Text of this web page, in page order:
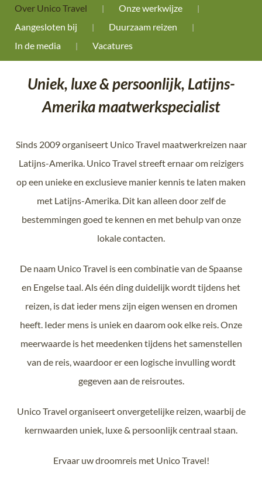
Over Unico Travel
Onze werkwijze
Aangesloten bij
Duurzaam reizen
In de media
Vacatures
Uniek, luxe & persoonlijk, Latijns-
Amerika maatwerkspecialist
Sinds 2009 organiseert Unico Travel maatwerkreizen naar
Latijns-Amerika. Unico Travel streeft ernaar om reizigers
op een unieke en exclusieve manier kennis te laten maken
met Latijns-Amerika. Dit kan alleen door zelf de
bestemmingen goed te kennen en met behulp van onze
lokale contacten.
De naam Unico Travel is een combinatie van de Spaanse
en Engelse taal. Als één ding duidelijk wordt tijdens het
reizen, is dat ieder mens zijn eigen wensen en dromen
heeft. Ieder mens is uniek en daarom ook elke reis. Onze
meerwaarde is het meedenken tijdens het samenstellen
van de reis, waardoor er een logische invulling wordt
gegeven aan de reisroutes.
Unico Travel organiseert onvergetelijke reizen, waarbij de
kernwaarden uniek, luxe & persoonlijk centraal staan.
Ervaar uw droomreis met Unico Travel!